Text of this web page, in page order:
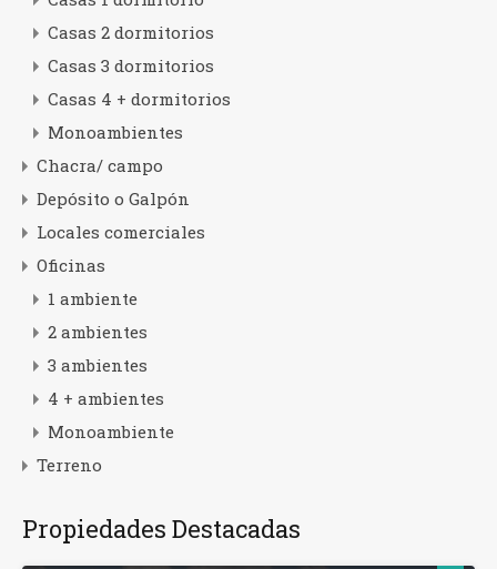
Casas 2 dormitorios
Casas 3 dormitorios
Casas 4 + dormitorios
Monoambientes
Chacra/ campo
Depósito o Galpón
Locales comerciales
Oficinas
1 ambiente
2 ambientes
3 ambientes
4 + ambientes
Monoambiente
Terreno
Propiedades Destacadas